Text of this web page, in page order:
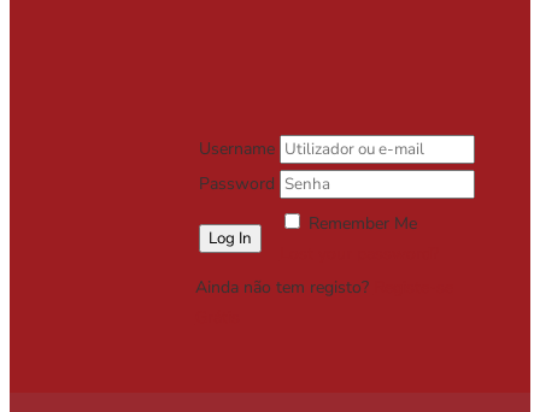
Username
Password
Remember Me
Ainda não tem registo?